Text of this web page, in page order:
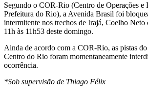
Segundo o COR-Rio (Centro de Operações e
Prefeitura do Rio), a Avenida Brasil foi
intermitente nos trechos de Irajá, Coelho Neto
11h às 11h53 deste domingo.
Ainda de acordo com a COR-Rio, as pistas
Centro do Rio foram momentaneamente
ocorrência.
*Sob supervisão de Thiago Félix